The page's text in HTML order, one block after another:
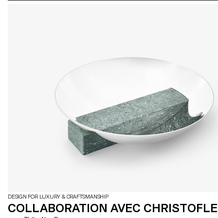
DESIGN FOR LUXURY & CRAFTSMANSHIP
COLLABORATION AVEC